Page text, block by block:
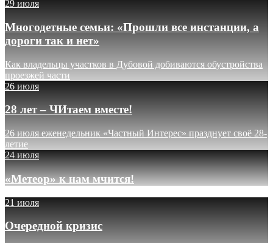
29 июля
Многодетные семьи: «Прошли все инстанции, а
дороги так и нет»
Как владельцы участков в Дубовой добиваются обустройства
проезжей части
26 июля
28 лет – ЧИтаем вместе!
26 июля еженедельник «Частный Интерес» празднует своё 28-
летие
24 июля
«Метеор» к нам мчится!
21 июля
Очередной кризис